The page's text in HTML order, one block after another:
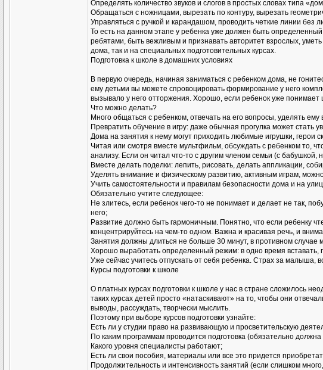
Определять количество звуков и слогов в простых словах типа
Обращаться с ножницами, вырезать по контуру, вырезать
Управляться с ручкой и карандашом, проводить четкие линии без
То есть на данном этапе у ребенка уже должен быть
ребятами, быть вежливым и признавать авторитет взрослых,
дома, так и на специальных подготовительных курсах.
Подготовка к школе в домашних условиях
В первую очередь, начиная заниматься с ребенком дома, не
ему детьми вы можете спровоцировать формирование у него
вызывало у него отторжения. Хорошо, если ребенок уже понимает
Что можно делать?
Много общаться с ребенком, отвечать на его вопросы, уделять
Превратить обучение в игру: даже обычная прогулка может
Дома на занятия к нему могут приходить любимые игрушки, герои
Читая или смотря вместе мультфильм, обсуждать с ребенком то,
анализу. Если он читал что-то с другим членом семьи (с
Вместе делать поделки: лепить, рисовать, делать аппликации,
Уделять внимание и физическому развитию, активным играм,
Учить самостоятельности и правилам безопасности дома и на
Обязательно учтите следующее:
Не злитесь, если ребенок чего-то не понимает и делает не так,
него;
Развитие должно быть гармоничным. Понятно, что если ребенку
концентрируйтесь на чем-то одном. Важна и красивая речь, и
Занятия должны длиться не больше 30 минут, в противном
Хорошо выработать определенный режим: в одно время вставать,
Уже сейчас учитесь отпускать от себя ребенка. Страх за малыша,
Курсы подготовки к школе
О платных курсах подготовки к школе у нас в стране сложилось
таких курсах детей просто «натаскивают» на то, чтобы они
выводы, рассуждать, творчески мыслить.
Поэтому при выборе курсов подготовки узнайте:
Есть ли у студии право на развивающую и просветительскую
По каким программам проводится подготовка (обязательно
Какого уровня специалисты работают;
Есть ли свои пособия, материалы или все это придется
Продолжительность и интенсивность занятий (если слишком